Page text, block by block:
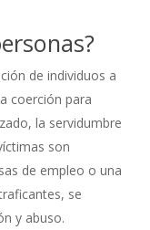
de individuos a
coerción para
la servidumbre
son
de empleo o una
se
y abuso.